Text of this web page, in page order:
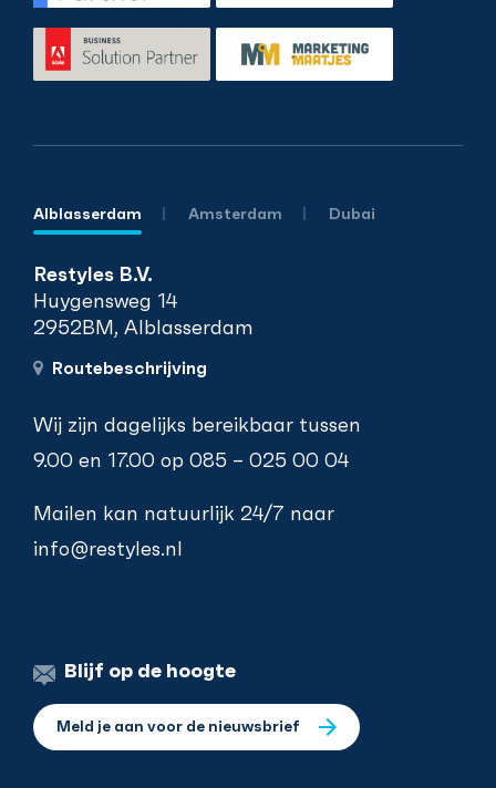
Alblasserdam Amsterdam Dubai
Restyles B.V.
Huygensweg 14
2952BM, Alblasserdam
Routebeschrijving
Wij zijn dagelijks bereikbaar tussen
9.00 en 17.00 op 085 – 025 00 04
Mailen kan natuurlijk 24/7 naar
info@restyles.nl
Blijf op de hoogte
Meld je aan voor de nieuwsbrief